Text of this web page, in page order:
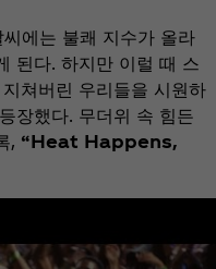
에는 불쾌 지수가 올라
된다. 하지만 이럴 때 스
쳐버린 우리들을 시원하
장했다. 무더위 속 힘든
, “Heat Happens,